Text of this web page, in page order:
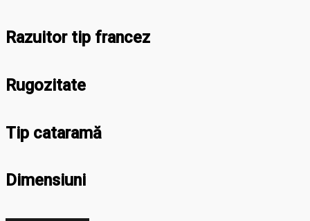
Razuitor tip francez
Rugozitate
Tip cataramă
Dimensiuni